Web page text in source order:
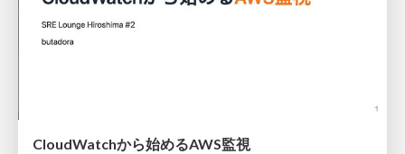
CloudWatchから始めるAWS監視